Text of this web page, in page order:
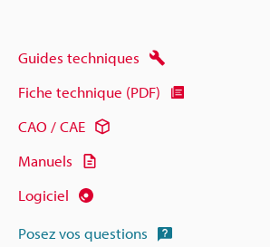
Guides techniques
Fiche technique (PDF)
CAO / CAE
Manuels
Logiciel
Posez vos questions